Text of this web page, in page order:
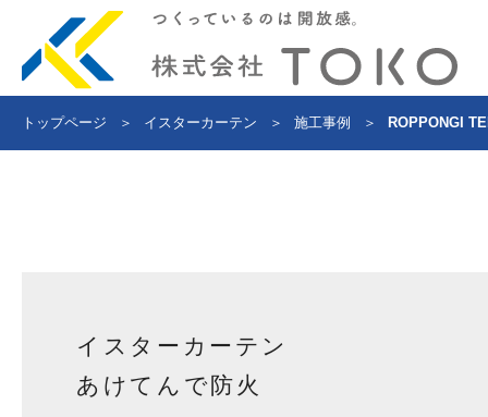
トップページ ＞ イスターカーテン ＞ 施工事例 ＞ ROPPONGI
イスターカーテン
あけてんで防火